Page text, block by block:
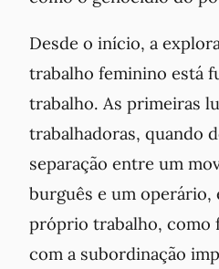
Desde o início, a
trabalho feminino está
trabalho. As primeiras
trabalhadoras, quando
separação entre um
burguês e um
próprio trabalho, como
com a subordinação